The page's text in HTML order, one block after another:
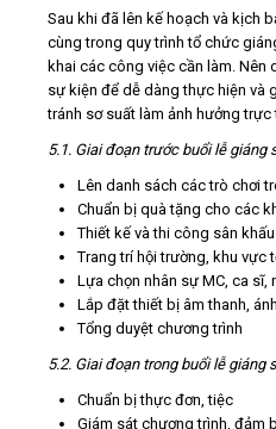
Sau khi đã lên kế hoạch và kịch
cùng trong quy trình tổ chức
khai các công việc cần làm.
sự kiện để dễ dàng thực hiện và
tránh sơ suất làm ảnh hưởng trực
5.1. Giai đoạn trước buổi lễ giáng
Lên danh sách các trò chơi
Chuẩn bị quà tặng cho các
Thiết kế và thi công sân
Trang trí hội trường, khu vực
Lựa chọn nhân sự MC, ca
Lắp đặt thiết bị âm thanh,
Tổng duyệt chương trình
5.2. Giai đoạn trong buổi lễ giáng
Chuẩn bị thực đơn, tiệc
Giám sát chương trình, đảm